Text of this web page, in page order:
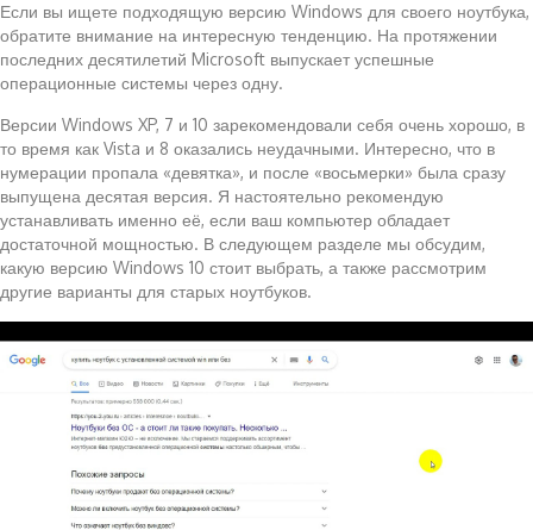
Если вы ищете подходящую версию Windows для своего ноутбука,
обратите внимание на интересную тенденцию. На протяжении
последних десятилетий Microsoft выпускает успешные
операционные системы через одну.
Версии Windows XP, 7 и 10 зарекомендовали себя очень хорошо, в
то время как Vista и 8 оказались неудачными. Интересно, что в
нумерации пропала «девятка», и после «восьмерки» была сразу
выпущена десятая версия. Я настоятельно рекомендую
устанавливать именно её, если ваш компьютер обладает
достаточной мощностью. В следующем разделе мы обсудим,
какую версию Windows 10 стоит выбрать, а также рассмотрим
другие варианты для старых ноутбуков.